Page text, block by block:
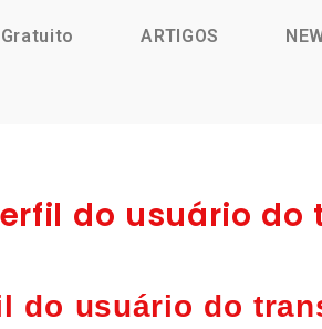
Gratuito ARTIGOS
do usuário
do usuário do